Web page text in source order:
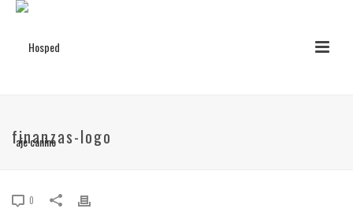
finanzas-logo
0